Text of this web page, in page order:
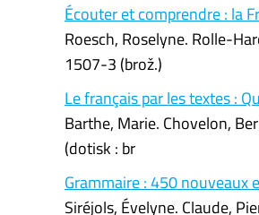
Écouter et comprendre : la
Roesch, Roselyne. Rolle-
1507-3 (brož.)
Le français par les textes :
Barthe, Marie. Chovelon,
(dotisk : br
Grammaire : 450 nouveaux
Siréjols, Évelyne. Claude,